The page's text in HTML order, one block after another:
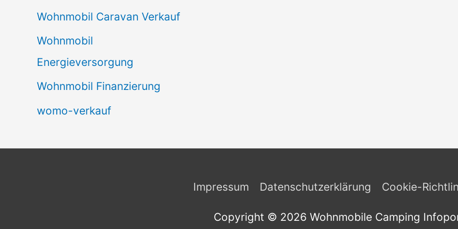
Wohnmobil Caravan Verkauf
Wohnmobil
Energieversorgung
Wohnmobil Finanzierung
womo-verkauf
Impressum Datenschutzerklärung Cookie-
Copyright © 2026 Wohnmobile Camping